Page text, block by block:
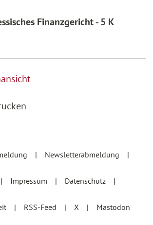
Finanzgericht - 5 K
Newsletterabmeldung
Impressum Datenschutz
RSS-Feed X Mastodon